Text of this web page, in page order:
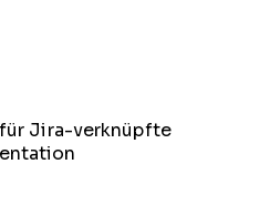
Jira-verknüpfte